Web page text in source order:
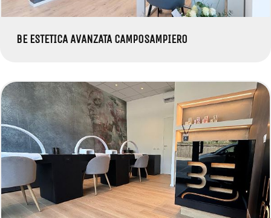
BE ESTETICA AVANZATA CAMPOSAMPIERO